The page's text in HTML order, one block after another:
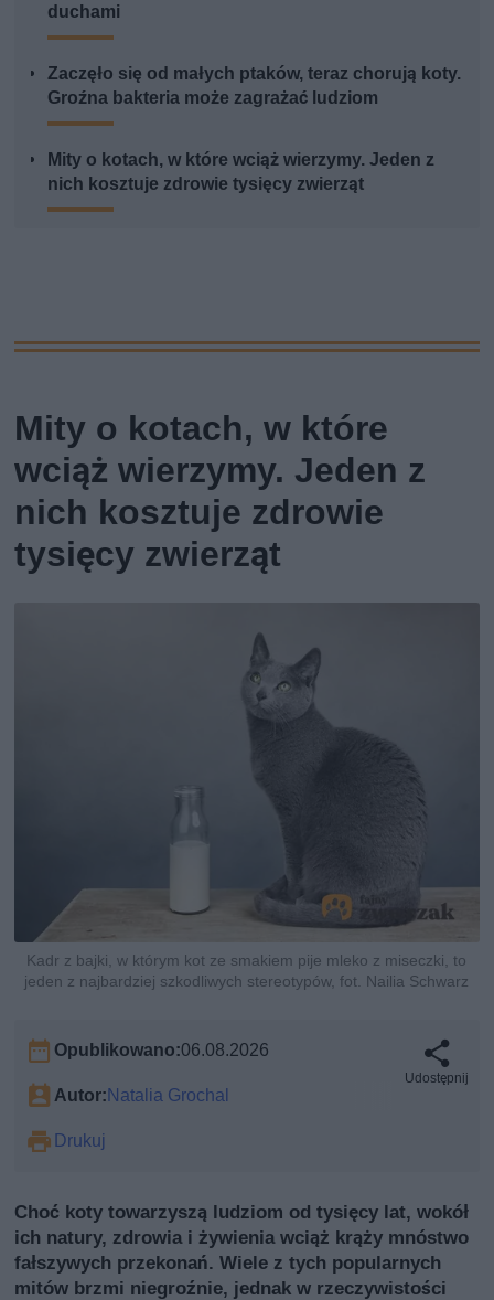
duchami
Zaczęło się od małych ptaków, teraz chorują koty.
Groźna bakteria może zagrażać ludziom
Mity o kotach, w które wciąż wierzymy. Jeden z
nich kosztuje zdrowie tysięcy zwierząt
Mity o kotach, w które
wciąż wierzymy. Jeden z
nich kosztuje zdrowie
tysięcy zwierząt
Kadr z bajki, w którym kot ze smakiem pije mleko z miseczki, to
jeden z najbardziej szkodliwych stereotypów, fot. Nailia Schwarz
Opublikowano:06.08.2026
Autor:Natalia Grochal
Drukuj
Udostępnij
Choć koty towarzyszą ludziom od tysięcy lat, wokół
ich natury, zdrowia i żywienia wciąż krąży mnóstwo
fałszywych przekonań. Wiele z tych popularnych
mitów brzmi niegroźnie, jednak w rzeczywistości